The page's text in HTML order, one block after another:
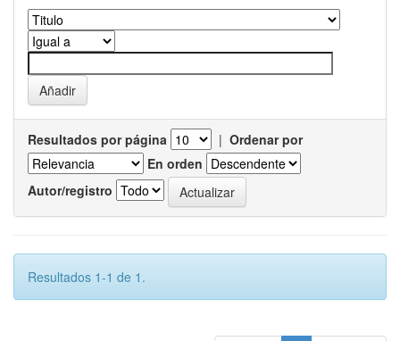
Resultados por página | Ordenar por
En orden
Autor/registro
Resultados 1-1 de 1.